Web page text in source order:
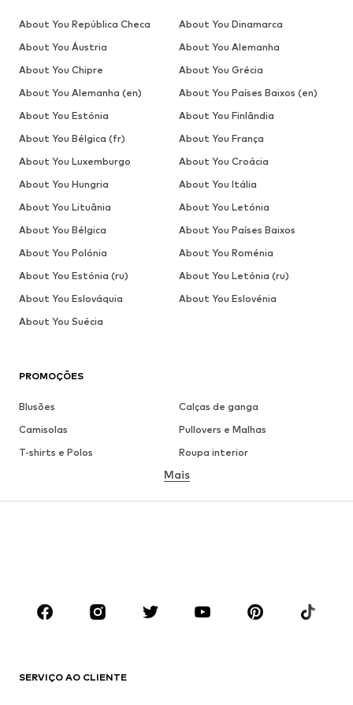
PROMOÇÕES
Blusões
Calças de ganga
Camisolas
Pullovers e Malhas
T-shirts e Polos
Roupa interior
Camisas
ROUPA
Casacos
Mais
SERVIÇO AO CLIENTE
About You República Checa
About You Dinamarca
About You Áustria
About You Alemanha
About You Chipre
About You Grécia
About You Alemanha (en)
About You Países Baixos (en)
About You Estónia
About You Finlândia
About You Bélgica (fr)
About You França
About You Luxemburgo
About You Croácia
About You Hungria
About You Itália
About You Lituânia
About You Letónia
About You Bélgica
About You Países Baixos
About You Polónia
About You Roménia
About You Estónia (ru)
About You Letónia (ru)
About You Eslováquia
About You Eslovénia
About You Suécia